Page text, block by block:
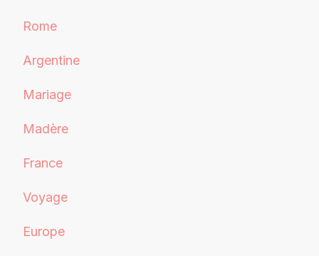
Rome
Argentine
Mariage
Madère
France
Voyage
Europe